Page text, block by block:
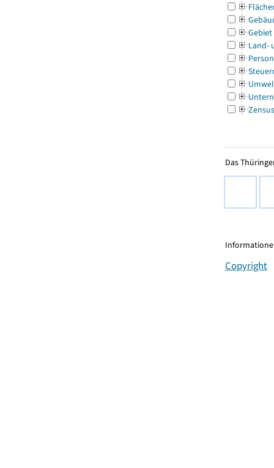
Gebiet
Land-
Zensus
Das
Copyright